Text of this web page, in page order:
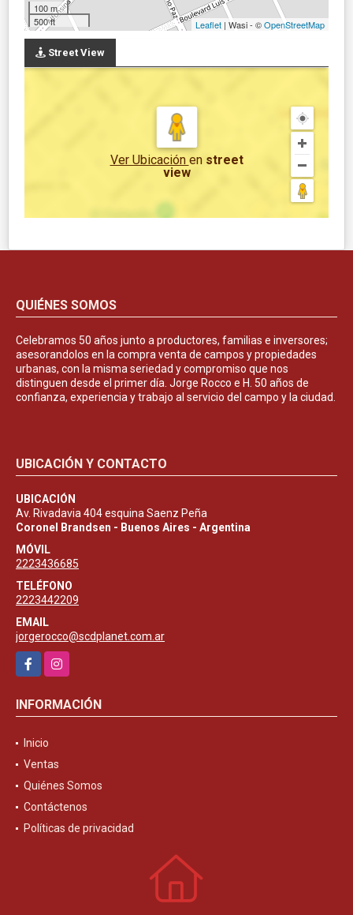
100 m
500 ft
Leaflet | Wasi - ©OpenStreetMap
Street View
Ver Ubicación en street
view
QUIÉNES SOMOS
Celebramos 50 años junto a productores, familias e inversores;
asesorandolos en la compra venta de campos y propiedades
urbanas, con la misma seriedad y compromiso que nos
distinguen desde el primer día. Jorge Rocco e H. 50 años de
confianza, experiencia y trabajo al servicio del campo y la ciudad.
UBICACIÓN Y CONTACTO
UBICACIÓN
Av. Rivadavia 404 esquina Saenz Peña
Coronel Brandsen - Buenos Aires - Argentina
MÓVIL
2223436685
TELÉFONO
2223442209
EMAIL
jorgerocco@scdplanet.com.ar
FacebookInstagram
INFORMACIÓN
Inicio
Ventas
Quiénes Somos
Contáctenos
Políticas de privacidad